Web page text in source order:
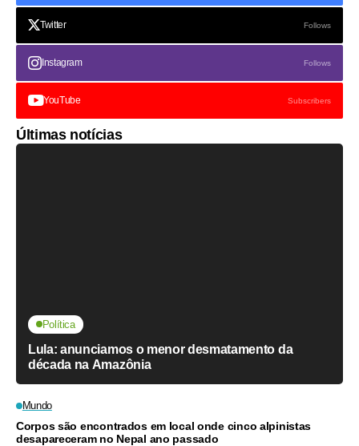
Twitter Follows
Instagram Follows
YouTube Subscribers
Últimas notícias
Política
Lula: anunciamos o menor desmatamento da
década na Amazônia
Mundo
Corpos são encontrados em local onde cinco alpinistas
desapareceram no Nepal ano passado